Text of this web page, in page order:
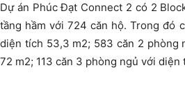
Dự án Phúc Đạt Connect 2 có 2
tầng hầm với 724 căn hộ. Trong đó
diện tích 53,3 m2; 583 căn 2 phòng
72 m2; 113 căn 3 phòng ngủ với diện